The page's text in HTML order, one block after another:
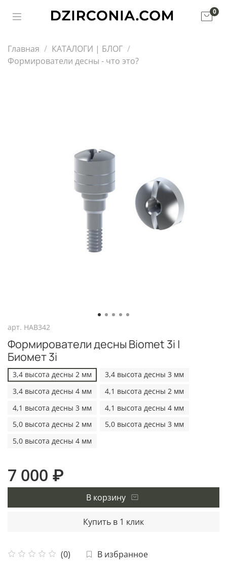
0
Главная
КАТАЛОГИ | БЛОГ
Формирователи десны - что это?
арт. HAB342
Формирователи десны Biomet 3i |
Биомет 3i
(0) В избранное
3,4 высота десны 2 мм
3,4 высота десны 3 мм
3,4 высота десны 4 мм
4,1 высота десны 2 мм
4,1 высота десны 3 мм
4,1 высота десны 4 мм
5,0 высота десны 2 мм
5,0 высота десны 3 мм
5,0 высота десны 4 мм
7 000 ₽
В корзину
Купить в 1 клик